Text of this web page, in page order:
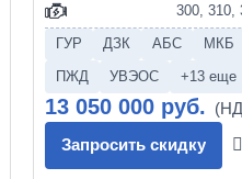
300, 310,
ГУР ДЗК АБС МКБ
ПЖД
УВЭОС +13 еще
13 050 000 руб.
Запросить скидку